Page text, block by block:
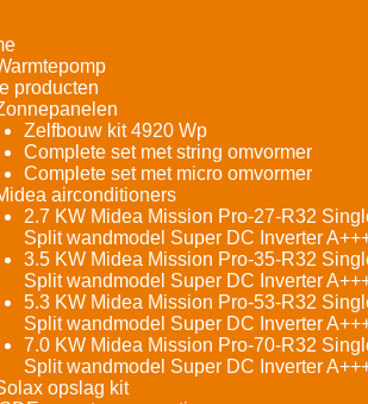
producten
Zelfbouw kit 4920 Wp
Complete set met string omvormer
Complete set met micro omvormer
airconditioners
2.7 KW Midea Mission Pro-27-R32
Split wandmodel Super DC Inverter
3.5 KW Midea Mission Pro-35-R32
Split wandmodel Super DC Inverter
5.3 KW Midea Mission Pro-53-R32
Split wandmodel Super DC Inverter
7.0 KW Midea Mission Pro-70-R32
Split wandmodel Super DC Inverter
opslag kit